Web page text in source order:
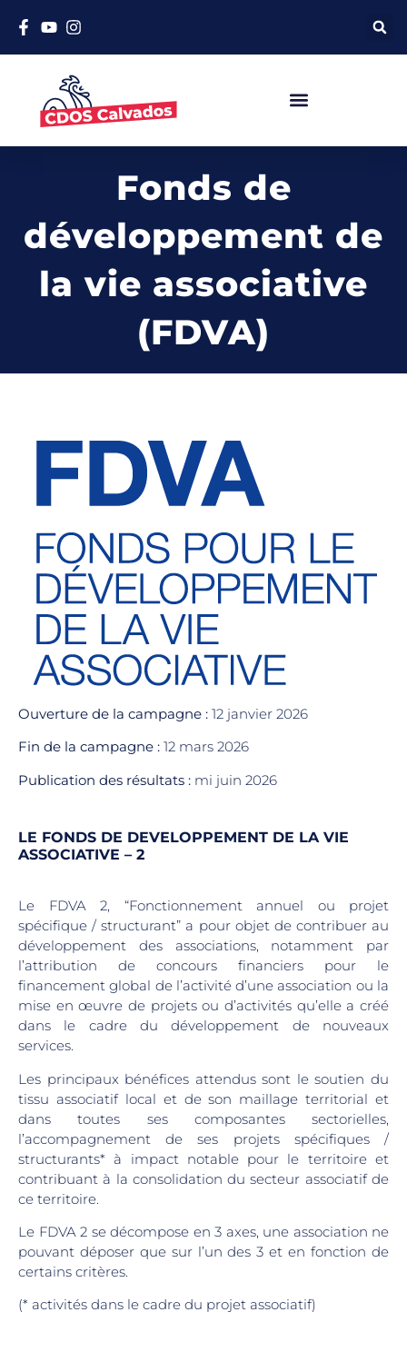
Fonds de
développement de
la vie associative
(FDVA)
Ouverture de la campagne : 12 janvier 2026
Fin de la campagne : 12 mars 2026
Publication des résultats : mi juin 2026
LE FONDS DE DEVELOPPEMENT DE LA VIE
ASSOCIATIVE – 2
Le FDVA 2, “Fonctionnement annuel ou projet
spécifique / structurant” a pour objet de contribuer au
développement des associations, notamment par
l’attribution de concours financiers pour le
financement global de l’activité d’une association ou la
mise en œuvre de projets ou d’activités qu’elle a créé
dans le cadre du développement de nouveaux
services.
Les principaux bénéfices attendus sont le soutien du
tissu associatif local et de son maillage territorial et
dans toutes ses composantes sectorielles,
l’accompagnement de ses projets spécifiques /
structurants* à impact notable pour le territoire et
contribuant à la consolidation du secteur associatif de
ce territoire.
Le FDVA 2 se décompose en 3 axes, une association ne
pouvant déposer que sur l’un des 3 et en fonction de
certains critères.
(* activités dans le cadre du projet associatif)